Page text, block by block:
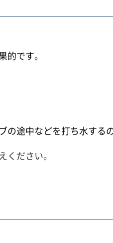
です。
途中などを打ち水する
ださい。